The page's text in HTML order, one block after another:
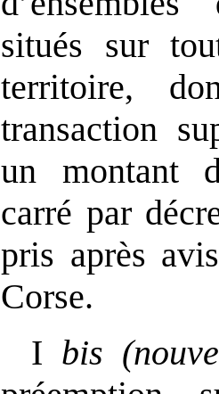
situés sur
territoire,
transaction
un montant
carré par
pris après
Corse.
I bis